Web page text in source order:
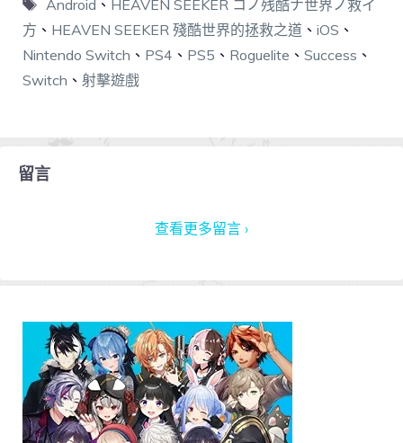
Android 、 HEAVEN SEEKER コノ残酷ナ世界ノ救イ
方 、 HEAVEN SEEKER 殘酷世界的拯救之道 、 iOS 、
Nintendo Switch 、 PS4 、 PS5 、 Roguelite 、 Success 、
Switch 、 射擊遊戲
留言
查看更多留言 ›